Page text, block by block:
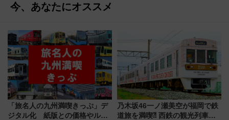
今、あなたにオススメ
「旅名人の九州満喫きっぷ」デ
ジタル化 紙版との価格やルー
乃木坂46一ノ瀬美空が福岡で鉄
道旅を満喫⁈ 西鉄の観光列車